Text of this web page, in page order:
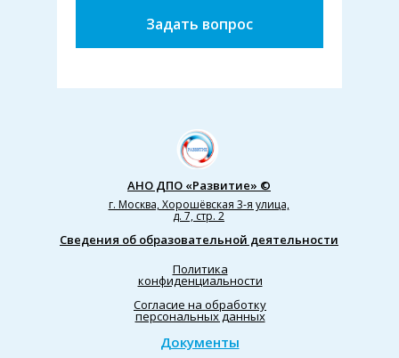
г. Москва, Хорошёвская 3-я улица,
д. 7, стр. 2
АНО ДПО «Развитие» ©
Сведения об образовательной деятельности
Политика
конфиденциальности
Согласие на обработку
персональных данных
Документы
Задать вопрос